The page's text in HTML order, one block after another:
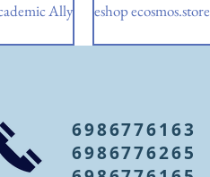
Ally eshop ecosmos.store
6986776163
6986776265